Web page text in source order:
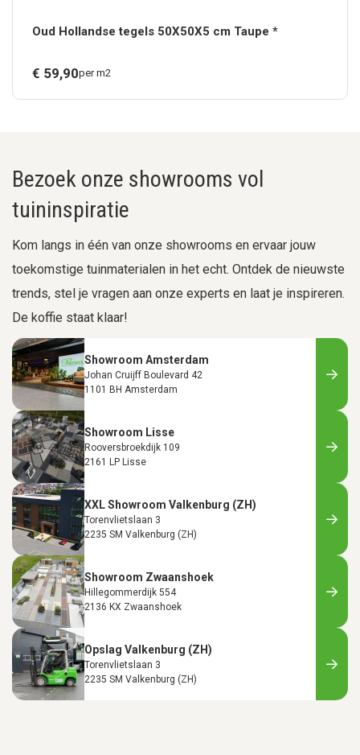
Oud Hollandse tegels 50X50X5 cm Taupe *
€ 59,90per m2
Bezoek onze showrooms vol
tuininspiratie
Kom langs in één van onze showrooms en ervaar jouw
toekomstige tuinmaterialen in het echt. Ontdek de nieuwste
trends, stel je vragen aan onze experts en laat je inspireren.
De koffie staat klaar!
Showroom Amsterdam
Johan Cruijff Boulevard 42
1101 BH Amsterdam
Showroom Lisse
Rooversbroekdijk 109
2161 LP Lisse
XXL Showroom Valkenburg (ZH)
Torenvlietslaan 3
2235 SM Valkenburg (ZH)
Showroom Zwaanshoek
Hillegommerdijk 554
2136 KX Zwaanshoek
Opslag Valkenburg (ZH)
Torenvlietslaan 3
2235 SM Valkenburg (ZH)